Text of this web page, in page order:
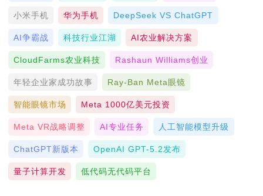
小米手机 华为手机 DeepSeek VS ChatGPT
AI争霸战 科技行业江湖 AI农业解决方案
CloudFarms农业科技 Rashaun Williams创业
年轻企业家成功故事 Ray-Ban Meta眼镜
智能眼镜市场 Meta 1000亿美元投资
Meta VR战略调整 AI专业任务 人工智能模型升级
ChatGPT新版本 OpenAI GPT-5.2发布
量子计算开发 低代码无代码平台